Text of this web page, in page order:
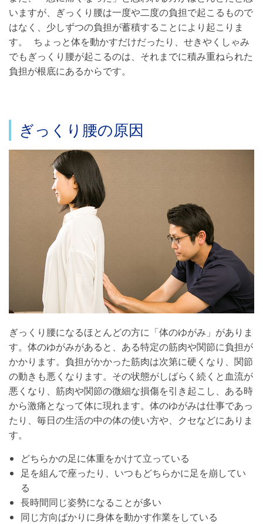
いますが、ぎっくり腰は一度や二度の負担で起こるもので
はなく、少しずつの負担が蓄積することにより起こりま
す。 ちょっと体を動かすだけだったり、せきやくしゃみ
でもぎっくり腰が起こるのは、それまでに積み重ねられた
負担が根底にあるからです。
ぎっくり腰の原因
ぎっくり腰になるほとんどの方に「体のゆがみ」がありま
す。体のゆがみがあると、ある特定の筋肉や関節に負担が
かかります。負担がかかった筋肉は次第に硬くなり、関節
の動きも悪くなります。その状態がしばらく続くと血流が
悪くなり、筋肉や関節の微細な損傷を引き起こし、ある時
から激痛となって体に現れます。体のゆがみは仕事であっ
たり、毎日の生活の中の体の使い方や、クセなどにありま
す。
どちらかの足に体重をかけて立っている
足を組んで座ったり、いつもどちらかに足を崩してい
る
長時間同じ姿勢になることが多い
同じ方向ばかりに身体を動かす作業をしている